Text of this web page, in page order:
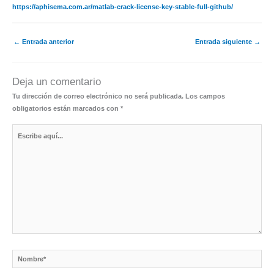
https://aphisema.com.ar/matlab-crack-license-key-stable-full-github/
← Entrada anterior Entrada siguiente →
Deja un comentario
Tu dirección de correo electrónico no será publicada. Los campos
obligatorios están marcados con *
Nombre*